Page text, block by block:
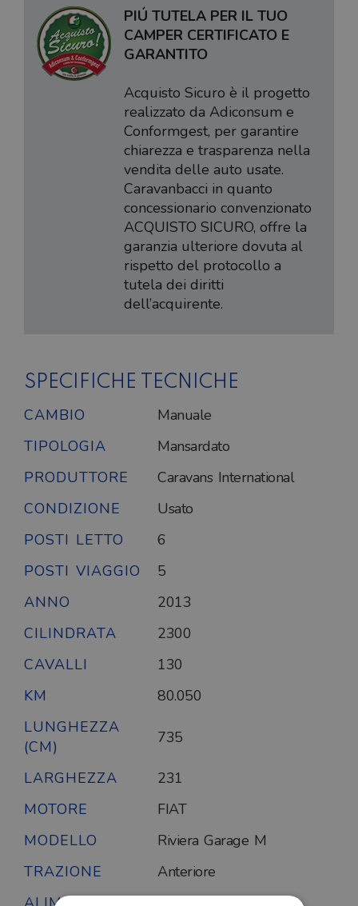
PIÚ TUTELA PER IL TUO
CAMPER CERTIFICATO E
GARANTITO
Acquisto Sicuro è il progetto
realizzato da Adiconsum e
Conformgest, per garantire
chiarezza e trasparenza nella
vendita delle auto usate.
Caravanbacci in quanto
concessionario convenzionato
ACQUISTO SICURO, offre la
garanzia ulteriore dovuta al
rispetto del protocollo a
tutela dei diritti
dell’acquirente.
SPECIFICHE TECNICHE
CAMBIO
Manuale
TIPOLOGIA
Mansardato
PRODUTTORE
Caravans International
CONDIZIONE
Usato
POSTI LETTO
6
POSTI VIAGGIO
5
ANNO
2013
CILINDRATA
2300
CAVALLI
130
KM
80.050
LUNGHEZZA
(CM)
735
LARGHEZZA
231
MOTORE
FIAT
MODELLO
Riviera Garage M
TRAZIONE
Anteriore